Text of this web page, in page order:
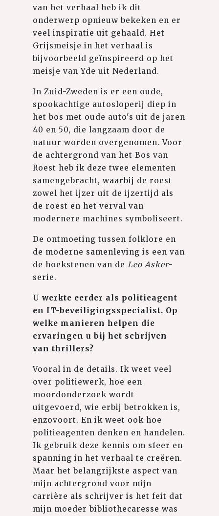
van het verhaal heb ik dit
onderwerp opnieuw bekeken en er
veel inspiratie uit gehaald. Het
Grijsmeisje in het verhaal is
bijvoorbeeld geïnspireerd op het
meisje van Yde uit Nederland.
In Zuid-Zweden is er een oude,
spookachtige autosloperij diep in
het bos met oude auto's uit de jaren
40 en 50, die langzaam door de
natuur worden overgenomen. Voor
de achtergrond van het Bos van
Roest heb ik deze twee elementen
samengebracht, waarbij de roest
zowel het ijzer uit de ijzertijd als
de roest en het verval van
modernere machines symboliseert.
De ontmoeting tussen folklore en
de moderne samenleving is een van
de hoekstenen van de Leo Asker-
serie.
U werkte eerder als politieagent
en IT-beveiligingsspecialist. Op
welke manieren helpen die
ervaringen u bij het schrijven
van thrillers?
Vooral in de details. Ik weet veel
over politiewerk, hoe een
moordonderzoek wordt
uitgevoerd, wie erbij betrokken is,
enzovoort. En ik weet ook hoe
politieagenten denken en handelen.
Ik gebruik deze kennis om sfeer en
spanning in het verhaal te creëren.
Maar het belangrijkste aspect van
mijn achtergrond voor mijn
carrière als schrijver is het feit dat
mijn moeder bibliothecaresse was